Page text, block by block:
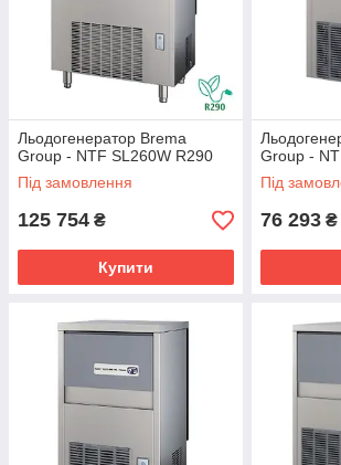
Льодогенератор Brema
Group - NTF SL260W R290
Під замовлення
125 754 ₴
Купити
Group -
Під
76 293 ₴